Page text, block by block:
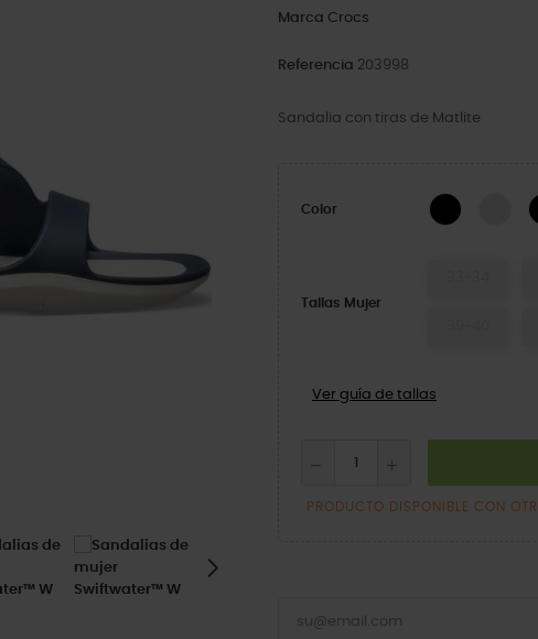
Marca Crocs
Referencia 203998
Sandalia con tiras de Matlite
Color Black/
Tallas Mujer
Ver guía de tallas
PRODUCTO DISPONIBLE CON